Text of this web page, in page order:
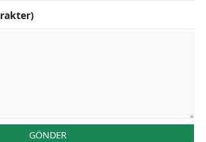
GÖNDER